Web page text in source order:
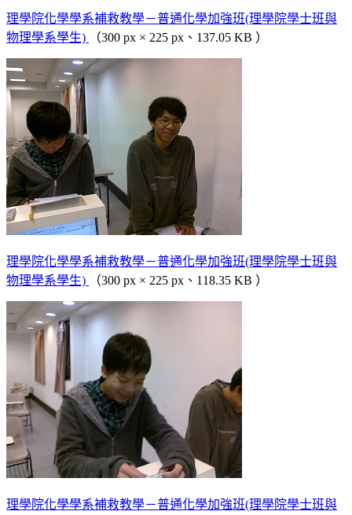
理學院化學學系補救教學－普通化學加強班(理學院學士班與
物理學系學生)
（300 px × 225 px、137.05 KB ）
理學院化學學系補救教學－普通化學加強班(理學院學士班與
物理學系學生)
（300 px × 225 px、118.35 KB ）
理學院化學學系補救教學－普通化學加強班(理學院學士班與